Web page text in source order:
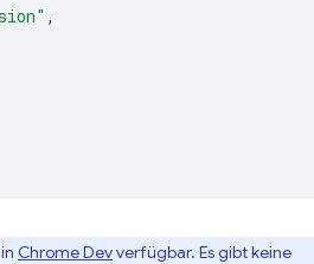
,
Chrome Devverfügbar. Es gibt keine